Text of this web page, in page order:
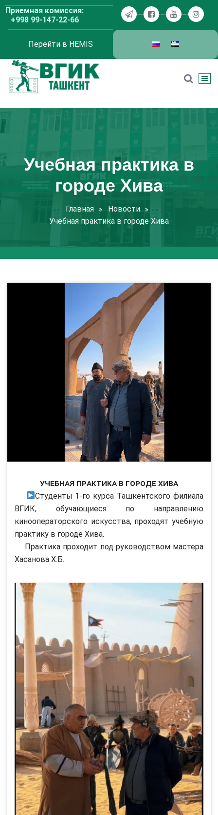
Перейти
содержимому
Приемная комиссия:
+998 99-147-22-66
Перейти в HEMIS
Учебная практика в
городе Хива
Главная
Новости
Учебная практика в городе Хива
Учебная практика в городе Хива
Студенты 1-го курса Ташкентского филиала
ВГИК, обучающиеся по направлению
кинооператорского искусства, проходят учебную
практику в городе Хива.
Практика проходит под руководством мастера
Хасанова Х.Б.